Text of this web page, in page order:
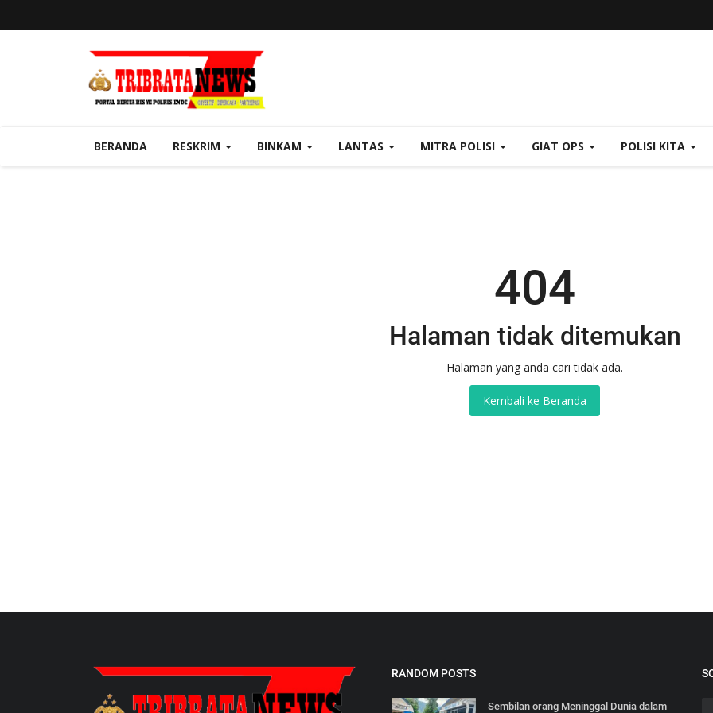
BERANDA RESKRIM BINKAM LANTAS MITRA POLISI GIAT OPS POLISI KITA
404
Halaman tidak ditemukan
Halaman yang anda cari tidak ada.
Kembali ke Beranda
RANDOM POSTS
Sembilan orang Meninggal Dunia dalam